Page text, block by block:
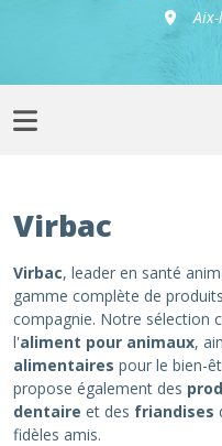
Virbac
Virbac, leader en santé
gamme complète de
compagnie. Notre sélection
l'aliment pour animaux,
alimentaires pour le bien-
propose également des
dentaire et des friandises
fidèles amis.